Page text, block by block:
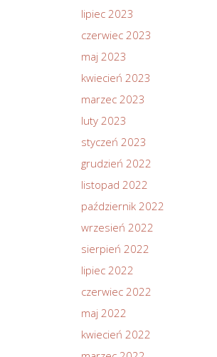
lipiec 2023
czerwiec 2023
maj 2023
kwiecień 2023
marzec 2023
luty 2023
styczeń 2023
grudzień 2022
listopad 2022
październik 2022
wrzesień 2022
sierpień 2022
lipiec 2022
czerwiec 2022
maj 2022
kwiecień 2022